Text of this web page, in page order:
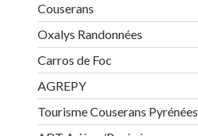
Couserans
Oxalys Randonnées
Carros de Foc
AGREPY
Tourisme Couserans Pyrénées